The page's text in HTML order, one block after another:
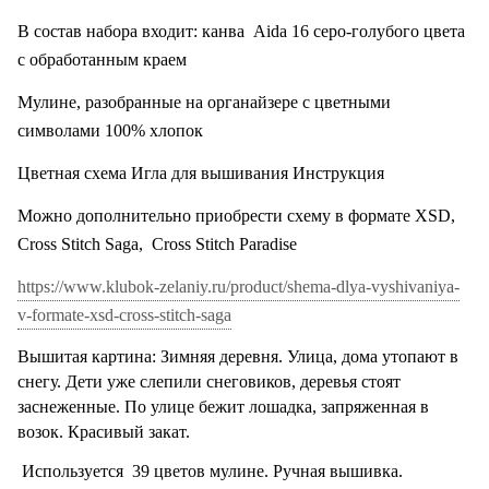
В состав набора входит: канва Aida 16 серо-голубого цвета
с обработанным краем
Мулине, разобранные на органайзере с цветными
символами 100% хлопок
Цветная схема Игла для вышивания Инструкция
Можно дополнительно приобрести схему в формате XSD,
Cross Stitch Saga, Cross Stitch Paradise
https://www.klubok-zelaniy.ru/product/shema-dlya-vyshivaniya-
v-formate-xsd-cross-stitch-saga
Вышитая картина: Зимняя деревня. Улица, дома утопают в
снегу. Дети уже слепили снеговиков, деревья стоят
заснеженные. По улице бежит лошадка, запряженная в
возок. Красивый закат.
Используется 39 цветов мулине. Ручная вышивка.